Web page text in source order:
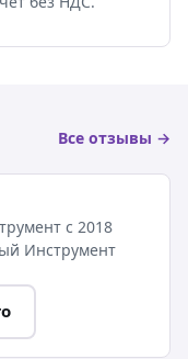
Все отзывы →
с 2018
Инструмент